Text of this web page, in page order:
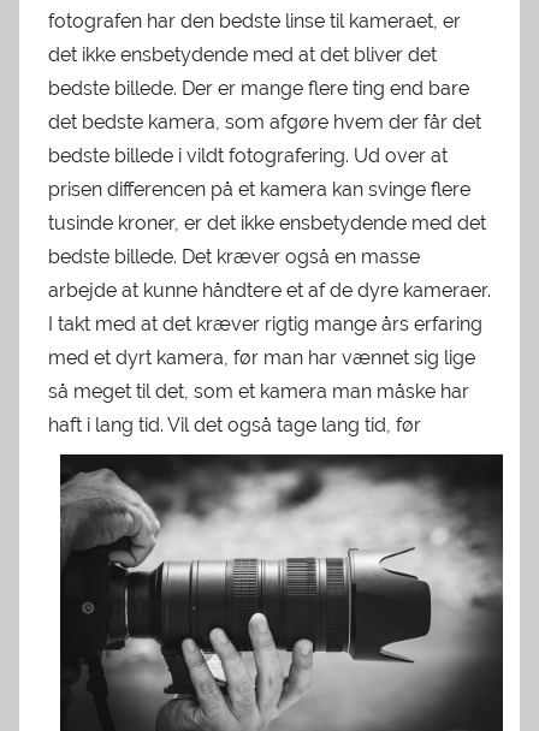
fotografen har den bedste linse til kameraet, er
det ikke ensbetydende med at det bliver det
bedste billede. Der er mange flere ting end bare
det bedste kamera, som afgøre hvem der får det
bedste billede i vildt fotografering. Ud over at
prisen differencen på et kamera kan svinge flere
tusinde kroner, er det ikke ensbetydende med det
bedste billede. Det kræver også en masse
arbejde at kunne håndtere et af de dyre kameraer.
I takt med at det kræver rigtig mange års erfaring
med et dyrt kamera, før man har vænnet sig lige
så meget til det, som et kamera man måske har
haft i lang tid. Vil det også tage lang tid, før